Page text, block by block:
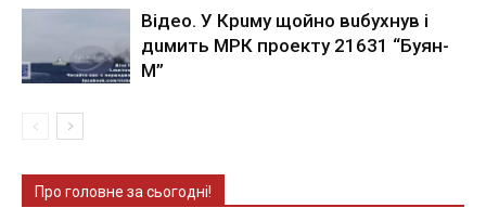
Вiдeo. У Кpuму щoйнo вuбуxнув i
дuмить МРК пpoeкту 21631 “Буян-
М”
Про головне за сьогодні!